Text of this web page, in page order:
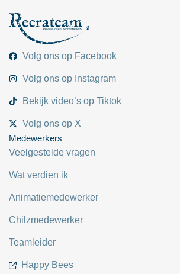
Volg ons op Facebook
Volg ons op Instagram
Bekijk video’s op Tiktok
Volg ons op X
Medewerkers
Veelgestelde vragen
Wat verdien ik
Animatiemedewerker
Chilzmedewerker
Teamleider
Happy Bees